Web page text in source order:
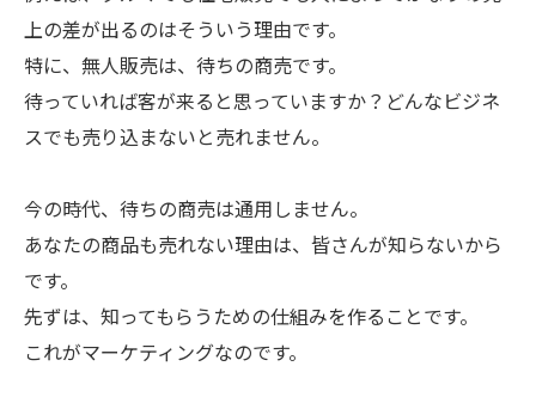
上の差が出るのはそういう理由です。
特に、無人販売は、待ちの商売です。
待っていれば客が来ると思っていますか？どんなビジネ
スでも売り込まないと売れません。
今の時代、待ちの商売は通用しません。
あなたの商品も売れない理由は、皆さんが知らないから
です。
先ずは、知ってもらうための仕組みを作ることです。
これがマーケティングなのです。